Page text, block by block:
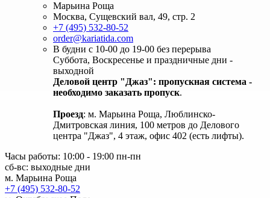
Марьина Роща
Москва, Сущевский вал, 49, стр. 2
+7 (495) 532-80-52
order@kariatida.com
В будни с 10-00 до 19-00 без перерыва
Суббота, Воскресенье и праздничные дни -
выходной
Деловой центр "Джаз": пропускная система -
необходимо заказать пропуск.
Проезд: м. Марьина Роща, Люблинско-
Дмитровская линия, 100 метров до Делового
центра "Джаз", 4 этаж, офис 402 (есть лифты).
Часы работы: 10:00 - 19:00 пн-пн
сб-вс: выходные дни
м. Марьина Роща
+7 (495) 532-80-52